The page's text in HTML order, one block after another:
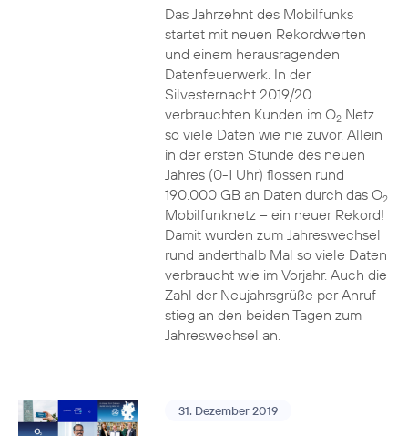
Das Jahrzehnt des Mobilfunks
startet mit neuen Rekordwerten
und einem herausragenden
Datenfeuerwerk. In der
Silvesternacht 2019/20
verbrauchten Kunden im O2Netz
so viele Daten wie nie zuvor. Allein
in der ersten Stunde des neuen
Jahres (0-1 Uhr) flossen rund
190.000 GB an Daten durch das O2
Mobilfunknetz – ein neuer Rekord!
Damit wurden zum Jahreswechsel
rund anderthalb Mal so viele Daten
verbraucht wie im Vorjahr. Auch die
Zahl der Neujahrsgrüße per Anruf
stieg an den beiden Tagen zum
Jahreswechsel an.
31. Dezember 2019